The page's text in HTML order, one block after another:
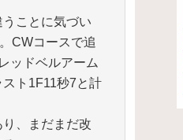
ことに気づい
CWコースで追
ッドベルアーム
ト1F11秒7と計
、まだまだ改